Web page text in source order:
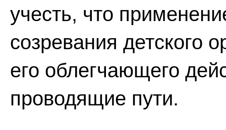
учесть, что
созревания детского
его облегчающего
проводящие пути.